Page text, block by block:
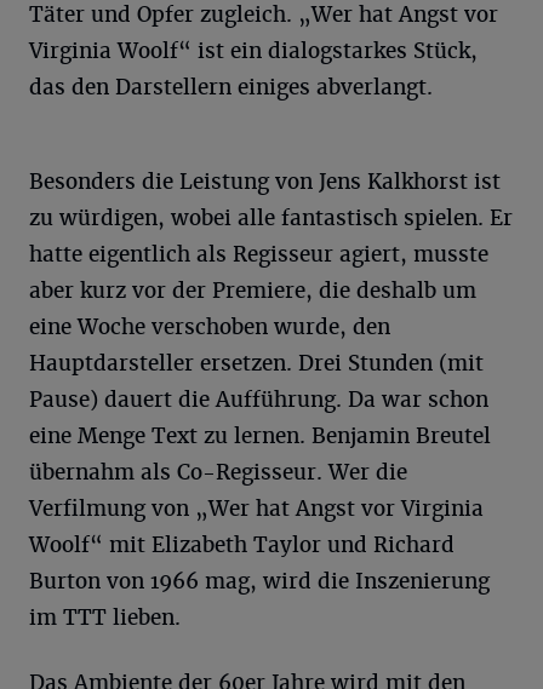
Täter und Opfer zugleich. „Wer hat Angst vor
Virginia Woolf“ ist ein dialogstarkes Stück,
das den Darstellern einiges abverlangt.
Besonders die Leistung von Jens Kalkhorst ist
zu würdigen, wobei alle fantastisch spielen. Er
hatte eigentlich als Regisseur agiert, musste
aber kurz vor der Premiere, die deshalb um
eine Woche verschoben wurde, den
Hauptdarsteller ersetzen. Drei Stunden (mit
Pause) dauert die Aufführung. Da war schon
eine Menge Text zu lernen. Benjamin Breutel
übernahm als Co-Regisseur. Wer die
Verfilmung von „Wer hat Angst vor Virginia
Woolf“ mit Elizabeth Taylor und Richard
Burton von 1966 mag, wird die Inszenierung
im TTT lieben.
Das Ambiente der 60er Jahre wird mit den